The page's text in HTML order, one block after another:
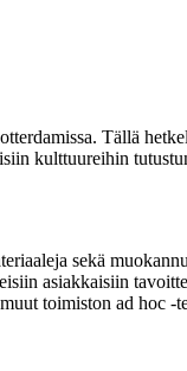
Tällä
kulttuureihin
sekä
asiakkaisiin
toimiston ad hoc -